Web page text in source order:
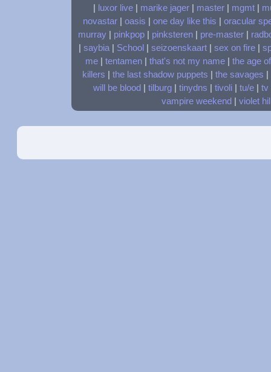
luxor live| marike jager| master| mgmt|
novastar| oasis one day like this
oracular
murray| pinkpop| pinksteren| pre-master|
saybia| School seizoenskaart| sex on fire|
me| tentamen| that's not my name| the age
killers
the last shadow puppets the savages
will be blood
tilburg| tinydns tivoli| tu/e| tv
vampire weekend
violet